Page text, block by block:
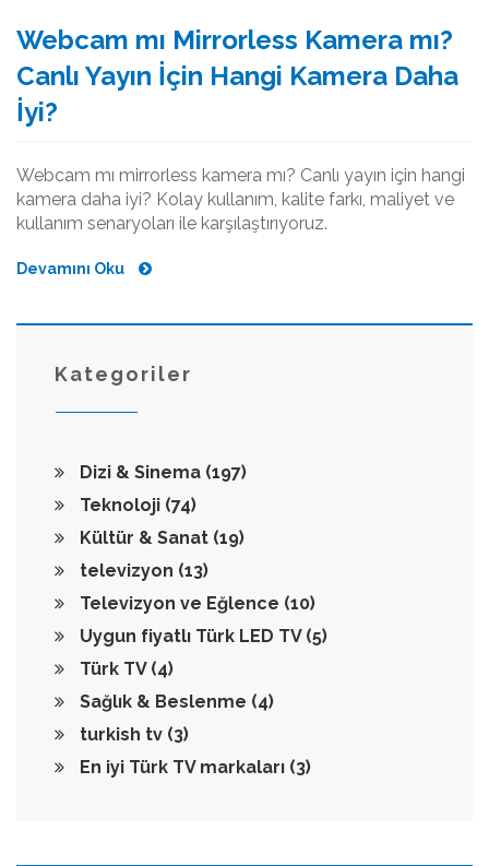
Webcam mı Mirrorless Kamera mı?
Canlı Yayın İçin Hangi Kamera Daha
İyi?
Webcam mı mirrorless kamera mı? Canlı yayın için hangi
kamera daha iyi? Kolay kullanım, kalite farkı, maliyet ve
kullanım senaryoları ile karşılaştırıyoruz.
Devamını Oku
Kategoriler
Dizi & Sinema (197)
Teknoloji (74)
Kültür & Sanat (19)
televizyon (13)
Televizyon ve Eğlence (10)
Uygun fiyatlı Türk LED TV (5)
Türk TV (4)
Sağlık & Beslenme (4)
turkish tv (3)
En iyi Türk TV markaları (3)